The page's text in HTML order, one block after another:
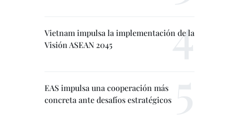
Vietnam impulsa la implementación de la
Visión ASEAN 2045
EAS impulsa una cooperación más
concreta ante desafíos estratégicos